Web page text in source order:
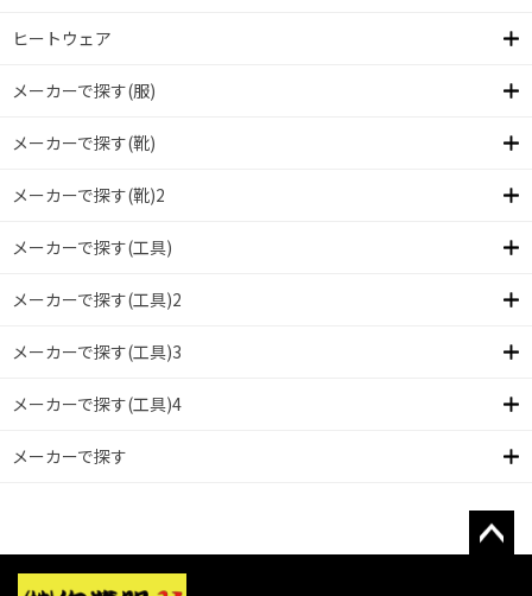
ヒートウェア
メーカーで探す(服)
メーカーで探す(靴)
メーカーで探す(靴)2
メーカーで探す(工具)
メーカーで探す(工具)2
メーカーで探す(工具)3
メーカーで探す(工具)4
メーカーで探す